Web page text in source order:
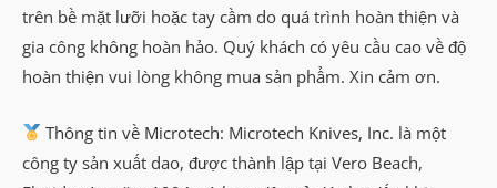
trên bề mặt lưỡi hoặc tay cầm do quá trình hoàn thiện và
gia công không hoàn hảo. Quý khách có yêu cầu cao về độ
hoàn thiện vui lòng không mua sản phẩm. Xin cảm ơn.
Thông tin về Microtech: Microtech Knives, Inc. là một
công ty sản xuất dao, được thành lập tại Vero Beach,